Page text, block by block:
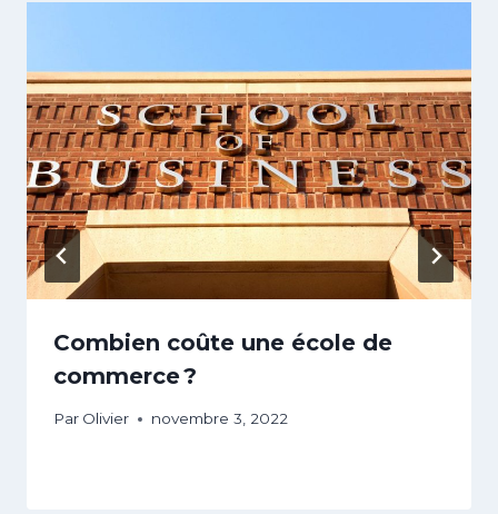
Combien coûte une école de
commerce ?
Par Olivier novembre 3, 2022